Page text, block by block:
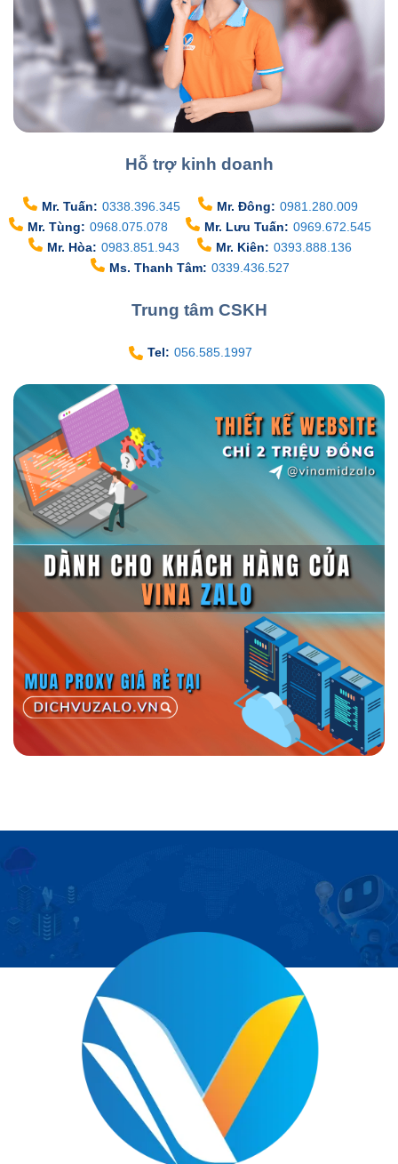
Hỗ trợ kinh doanh
Mr. Tuấn: 0338.396.345 Mr. Đông: 0981.280.009
Mr. Tùng: 0968.075.078 Mr. Lưu Tuấn: 0969.672.545
Mr. Hòa: 0983.851.943 Mr. Kiên: 0393.888.136
Ms. Thanh Tâm: 0339.436.527
Trung tâm CSKH
Tel: 056.585.1997